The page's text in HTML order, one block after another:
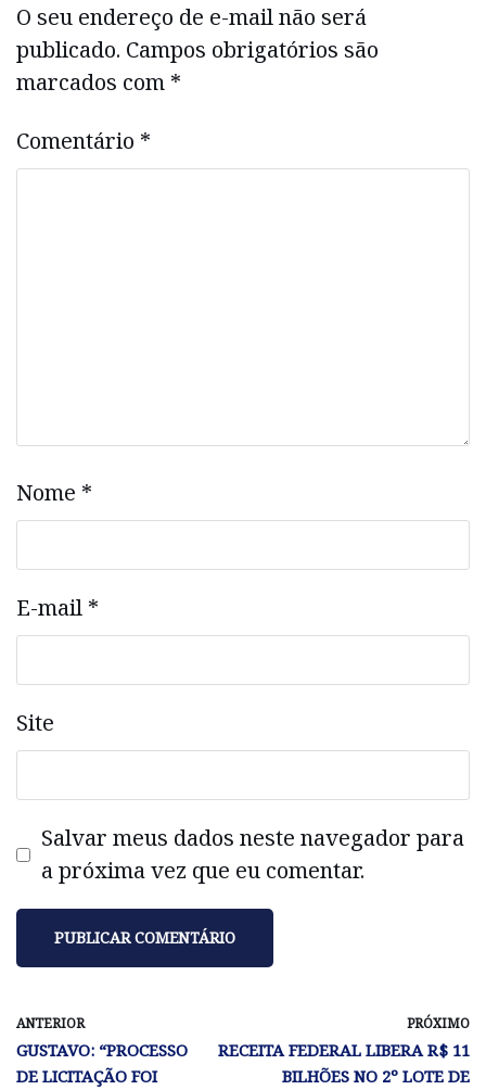
O seu endereço de e-mail não será
publicado. Campos obrigatórios são
marcados com *
Comentário *
Nome *
E-mail *
Site
Salvar meus dados neste navegador para
a próxima vez que eu comentar.
ANTERIOR
GUSTAVO: “PROCESSO
DE LICITAÇÃO FOI
PRÓXIMO
RECEITA FEDERAL LIBERA R$ 11
BILHÕES NO 2º LOTE DE